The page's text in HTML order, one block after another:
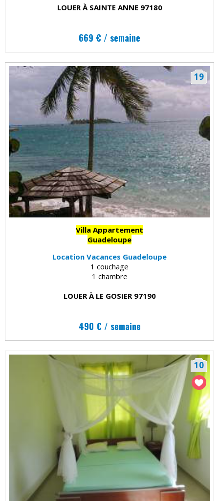
LOUER À SAINTE ANNE 97180
669 € / semaine
19
Villa Appartement
Guadeloupe
Location Vacances Guadeloupe
1 couchage
1 chambre
LOUER À LE GOSIER 97190
490 € / semaine
10